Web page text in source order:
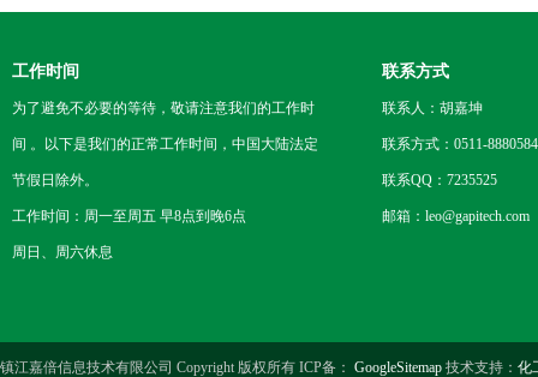
工作时间
为了避免不必要的等待，敬请注意我们的工作时
间 。以下是我们的正常工作时间，中国大陆法定
节假日除外。
工作时间：周一至周五 早8点到晚6点
周日、周六休息
联系方式
联系人：胡嘉坤
联系方式：0511-
联系QQ：7235525
邮箱：leo@gapitech.com
镇江嘉倍信息技术有限公司 Copyright 版权所有 ICP备： GoogleSitemap 技术支持： 化